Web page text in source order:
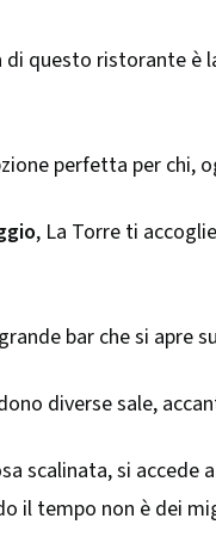
questo ristorante è
perfetta per chi,
, La Torre ti
bar che si apre
diverse sale,
scalinata, si accede
il tempo non è dei